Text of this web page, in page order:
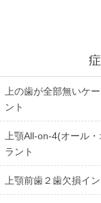
上の歯が全部無いケ
ント
上顎All-on-4(オール
ラント
上顎前歯２歯欠損イ